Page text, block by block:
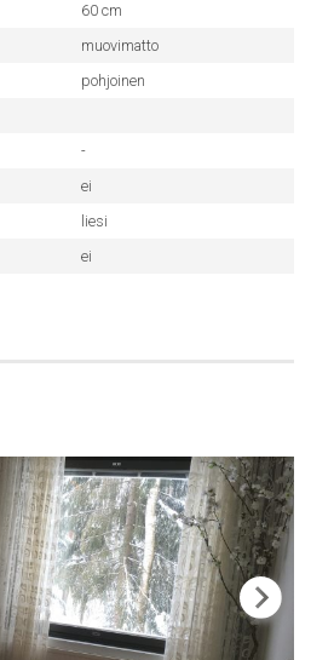
60 cm
muovimatto
pohjoinen
-
ei
liesi
ei